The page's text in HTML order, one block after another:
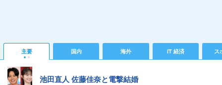
主要 国内 海外 IT 経済 ス
池田直人 佐藤佳奈と電撃結婚